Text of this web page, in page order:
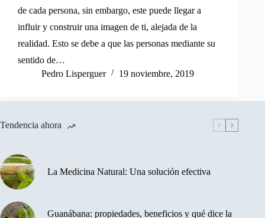
de cada persona, sin embargo, este puede llegar a
influir y construir una imagen de ti, alejada de la
realidad. Esto se debe a que las personas mediante su
sentido de…
Pedro Lisperguer
19 noviembre, 2019
Tendencia ahora
La Medicina Natural: Una solución efectiva
Guanábana: propiedades, beneficios y qué dice la